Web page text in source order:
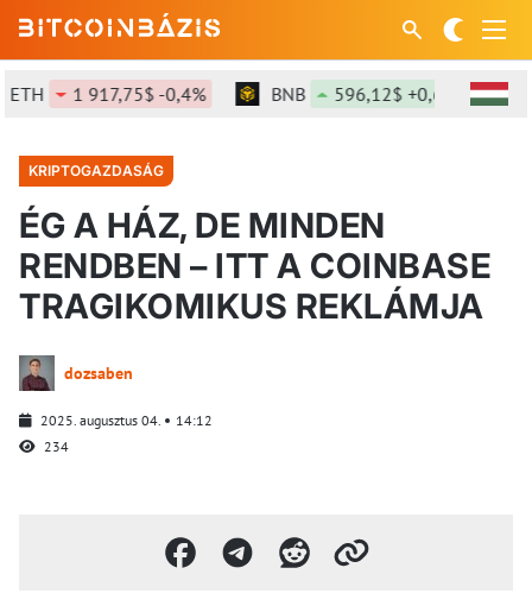
1 917,75$ -0,4% BNB 596,12$ +0,68%
KRIPTOGAZDASÁG
ÉG A HÁZ, DE MINDEN
RENDBEN – ITT A COINBASE
TRAGIKOMIKUS REKLÁMJA
dozsaben
2025. augusztus 04.
14:12
234